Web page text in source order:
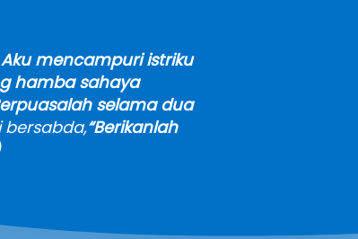
mencampuri istriku
hamba sahaya
selama dua
bersabda,“Berikanlah